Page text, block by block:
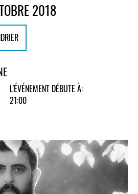
2018
L'ÉVÉNEMENT DÉBUTE À:
21:00